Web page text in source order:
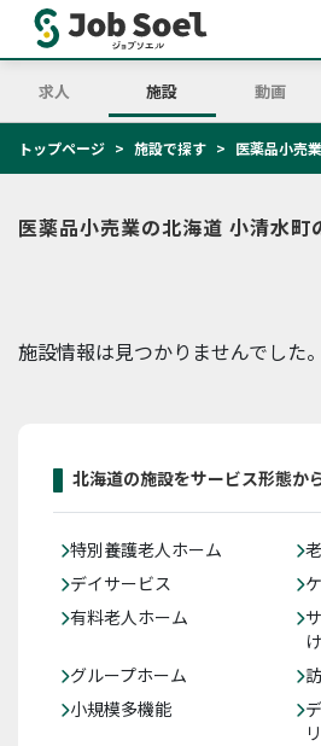
求人 施設 動画
トップページ 施設で探す 医薬品小売
医薬品小売業の北海道 小清水町
施設情報は見つかりませんでした。
北海道の施設をサービス形態か
特別養護老人ホーム
デイサービス
有料老人ホーム
グループホーム
小規模多機能
リ